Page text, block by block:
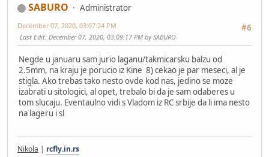
SABURO
Administrator
#6
December 07, 2020, 03:07:24 PM
Last Edit: December 07, 2020, 03:09:17 PM by SABURO
Negde u januaru sam jurio laganu/takmicarsku balzu od
2.5mm, na kraju je porucio iz Kine 8) cekao je par meseci, al je
stigla. Ako trebas tako nesto ovde kod nas, jedino se moze
izabrati u sitologici, al opet, trebalo bi da je sam odaberes u
tom slucaju. Eventaulno vidi s Vladom iz RC srbije da li ima nesto
na lageru i sl
Nikola | rcfly.in.rs